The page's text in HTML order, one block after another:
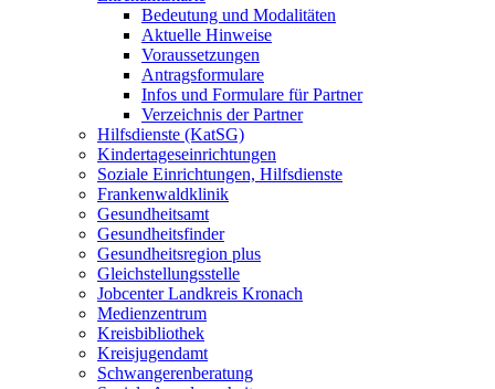
Bedeutung und Modalitäten
Aktuelle Hinweise
Voraussetzungen
Antragsformulare
Infos und Formulare für Partner
Verzeichnis der Partner
Hilfsdienste (KatSG)
Kindertageseinrichtungen
Soziale Einrichtungen, Hilfsdienste
Frankenwaldklinik
Gesundheitsamt
Gesundheitsfinder
Gesundheitsregion plus
Gleichstellungsstelle
Jobcenter Landkreis Kronach
Medienzentrum
Kreisbibliothek
Kreisjugendamt
Schwangerenberatung